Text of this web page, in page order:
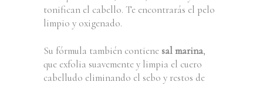
tonifican el cabello. Te encontrarás el pelo
limpio y oxigenado.
Su fórmula también contiene sal marina,
que exfolia suavemente y limpia el cuero
cabelludo eliminando el sebo y restos de